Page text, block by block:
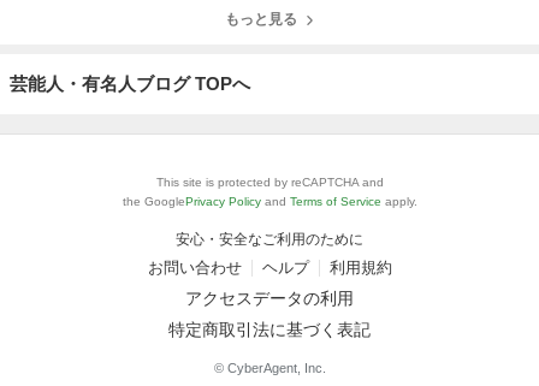
ド・ワイヤレ
もっと見る
芸能人・有名人ブログ TOPへ
This site is protected by reCAPTCHA and
the GooglePrivacy Policy and Terms of Service apply.
安心・安全なご利用のために
お問い合わせ ヘルプ 利用規約
アクセスデータの利用
特定商取引法に基づく表記
© CyberAgent, Inc.